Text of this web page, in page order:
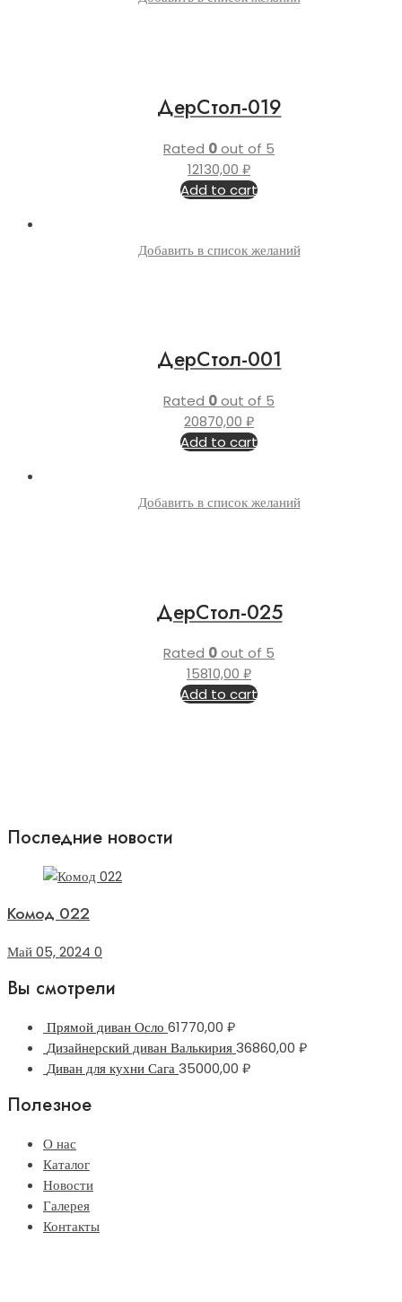
ДерСтол-019
Rated 0out of 5
12130,00 ₽
Add to cart
Добавить в список желаний
ДерСтол-001
Rated 0out of 5
20870,00 ₽
Add to cart
Добавить в список желаний
ДерСтол-025
Rated 0out of 5
15810,00 ₽
Add to cart
Последние новости
Комод 022
Май 05, 2024 0
Вы смотрели
Прямой диван Осло 61770,00 ₽
Дизайнерский диван Валькирия36860,00 ₽
Диван для кухни Сага35000,00 ₽
Полезное
О нас
Каталог
Новости
Галерея
Контакты